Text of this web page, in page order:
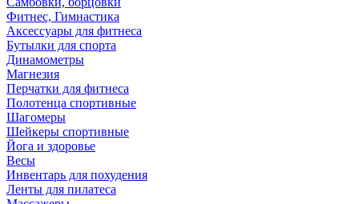
Фитнес, Гимнастика
Аксессуары для фитнеса
Бутылки для спорта
Динамометры
Магнезия
Перчатки для фитнеса
Полотенца спортивные
Шагомеры
Шейкеры спортивные
Йога и здоровье
Весы
Инвентарь для похудения
Ленты для пилатеса